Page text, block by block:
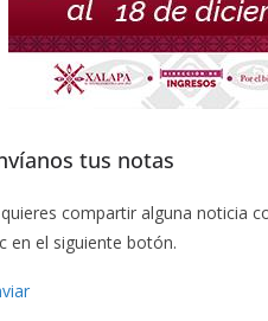
tus notas
compartir alguna noticia
en el siguiente botón.